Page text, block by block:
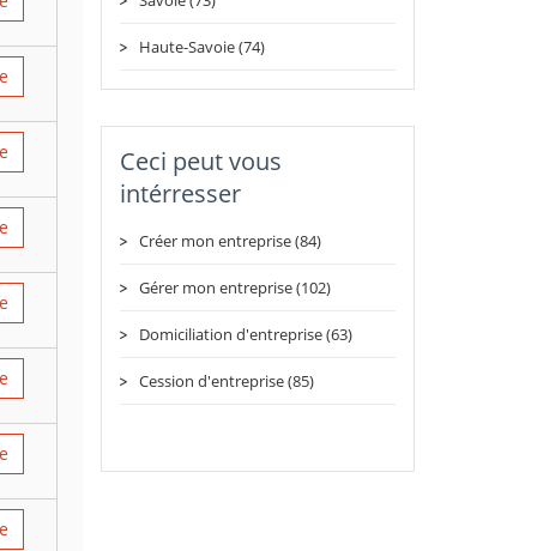
Haute-Savoie (74)
Ceci peut vous
intérresser
Créer mon entreprise (84)
Gérer mon entreprise (102)
Domiciliation d'entreprise (63)
Cession d'entreprise (85)